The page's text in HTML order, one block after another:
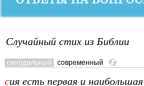
Случайный стих из Библии